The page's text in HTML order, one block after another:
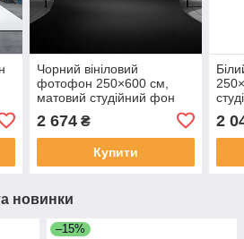
Чорний вініловий
фотофон 250×600 см,
матовий студійний фон
2,5×6 м
2 674₴
Купити
2
новинки
–15%